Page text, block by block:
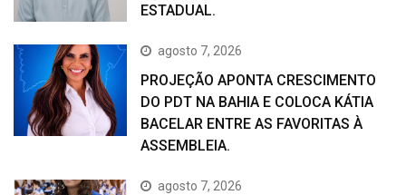
ESTADUAL.
agosto 7, 2026
PROJEÇÃO APONTA CRESCIMENTO
DO PDT NA BAHIA E COLOCA KÁTIA
BACELAR ENTRE AS FAVORITAS À
ASSEMBLEIA.
agosto 7, 2026